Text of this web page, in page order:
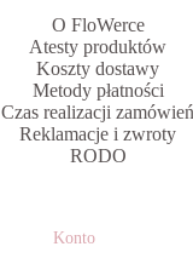
O FloWerce
Atesty produktów
Koszty dostawy
Metody płatności
Czas realizacji zamówień
Reklamacje i zwroty
RODO
Konto